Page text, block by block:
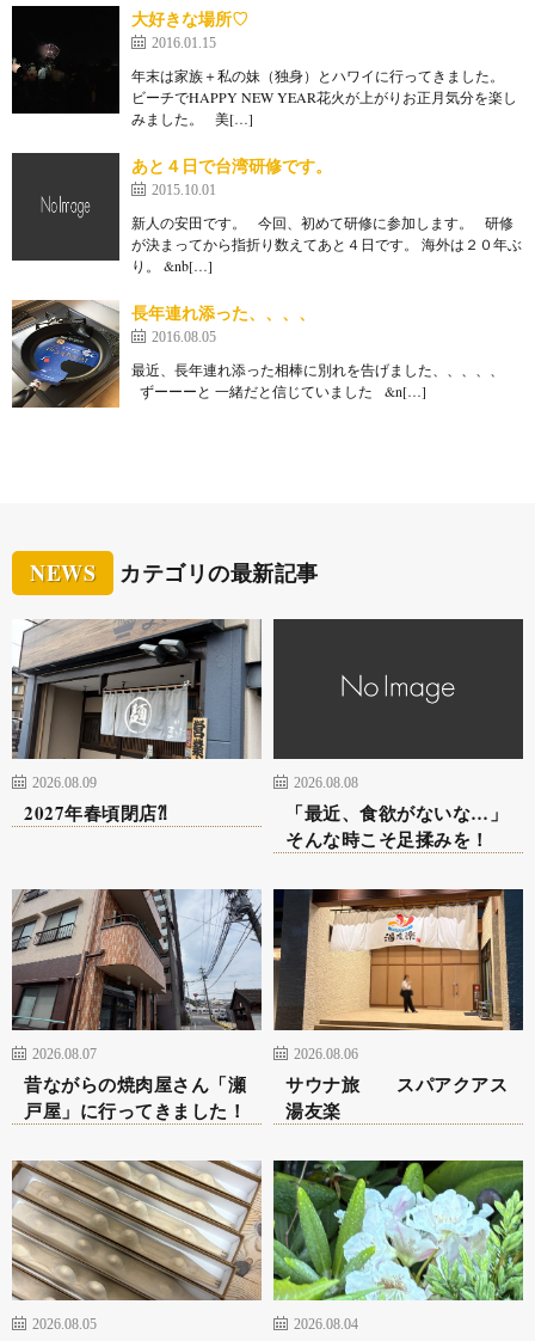
大好きな場所♡
2016.01.15
年末は家族＋私の妹（独身）とハワイに行ってきました。
ビーチでHAPPY NEW YEAR花火が上がりお正月気分を楽し
みました。 美[…]
あと４日で台湾研修です。
2015.10.01
新人の安田です。 今回、初めて研修に参加します。 研修
が決まってから指折り数えてあと４日です。 海外は２０年ぶ
り。 &nb[…]
長年連れ添った、、、、
2016.08.05
最近、長年連れ添った相棒に別れを告げました、、、、、
ずーーーと 一緒だと信じていました &n[…]
NEWS カテゴリの最新記事
2026.08.09
2027年春頃閉店⁈
2026.08.08
「最近、食欲がないな…」
そんな時こそ足揉みを！
2026.08.07
昔ながらの焼肉屋さん「瀬
戸屋」に行ってきました！
2026.08.06
サウナ旅 スパアクアス
湯友楽
2026.08.05 2026.08.04